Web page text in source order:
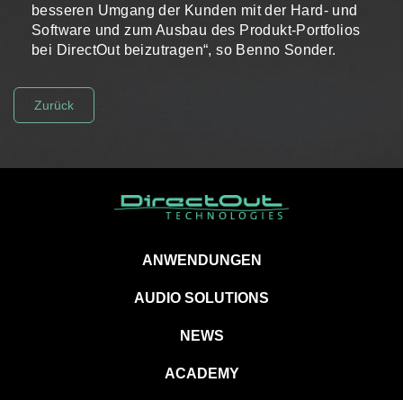
besseren Umgang der Kunden mit der Hard- und
Software und zum Ausbau des Produkt-Portfolios
bei DirectOut beizutragen“, so Benno Sonder.
Zurück
ANWENDUNGEN
AUDIO SOLUTIONS
NEWS
ACADEMY